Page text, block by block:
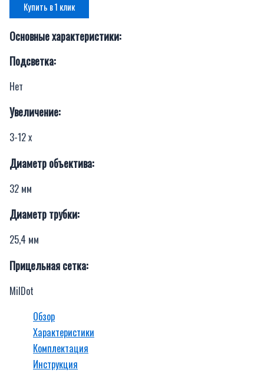
Купить в 1 клик
Основные характеристики:
Подсветка:
Нет
Увеличение:
3-12 x
Диаметр объектива:
32 мм
Диаметр трубки:
25,4 мм
Прицельная сетка:
MilDot
Обзор
Характеристики
Комплектация
Инструкция